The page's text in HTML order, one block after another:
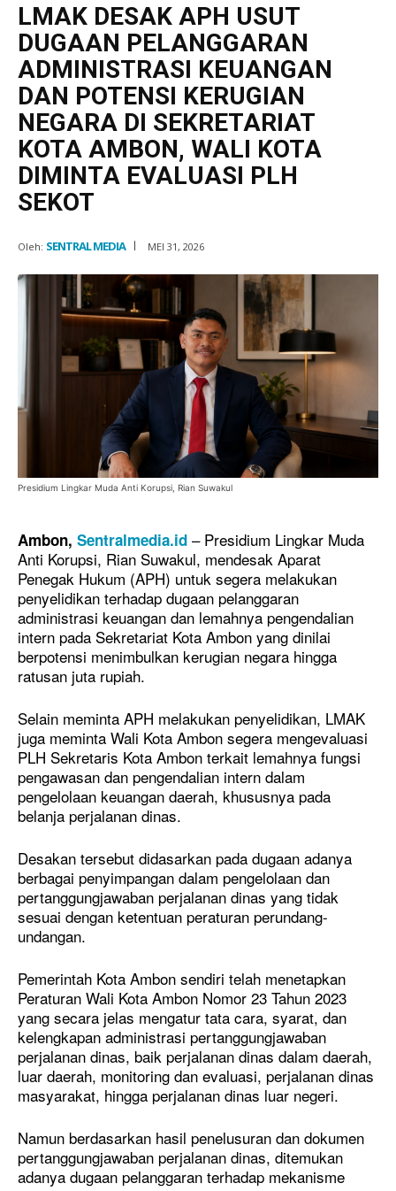
LMAK DESAK APH USUT
DUGAAN PELANGGARAN
ADMINISTRASI KEUANGAN
DAN POTENSI KERUGIAN
NEGARA DI SEKRETARIAT
KOTA AMBON, WALI KOTA
DIMINTA EVALUASI PLH
SEKOT
Oleh: SENTRAL MEDIA MEI 31, 2026
Presidium Lingkar Muda Anti Korupsi, Rian Suwakul
Ambon, Sentralmedia.id – Presidium Lingkar Muda
Anti Korupsi, Rian Suwakul, mendesak Aparat
Penegak Hukum (APH) untuk segera melakukan
penyelidikan terhadap dugaan pelanggaran
administrasi keuangan dan lemahnya pengendalian
intern pada Sekretariat Kota Ambon yang dinilai
berpotensi menimbulkan kerugian negara hingga
ratusan juta rupiah.
Selain meminta APH melakukan penyelidikan, LMAK
juga meminta Wali Kota Ambon segera mengevaluasi
PLH Sekretaris Kota Ambon terkait lemahnya fungsi
pengawasan dan pengendalian intern dalam
pengelolaan keuangan daerah, khususnya pada
belanja perjalanan dinas.
Desakan tersebut didasarkan pada dugaan adanya
berbagai penyimpangan dalam pengelolaan dan
pertanggungjawaban perjalanan dinas yang tidak
sesuai dengan ketentuan peraturan perundang-
undangan.
Pemerintah Kota Ambon sendiri telah menetapkan
Peraturan Wali Kota Ambon Nomor 23 Tahun 2023
yang secara jelas mengatur tata cara, syarat, dan
kelengkapan administrasi pertanggungjawaban
perjalanan dinas, baik perjalanan dinas dalam daerah,
luar daerah, monitoring dan evaluasi, perjalanan dinas
masyarakat, hingga perjalanan dinas luar negeri.
Namun berdasarkan hasil penelusuran dan dokumen
pertanggungjawaban perjalanan dinas, ditemukan
adanya dugaan pelanggaran terhadap mekanisme